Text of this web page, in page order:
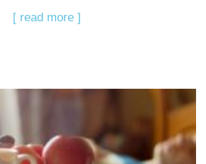
[ read more ]